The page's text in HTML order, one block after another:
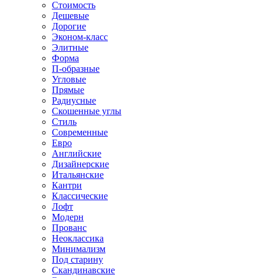
Стоимость
Дешевые
Дорогие
Эконом-класс
Элитные
Форма
П-образные
Угловые
Прямые
Радиусные
Скошенные углы
Стиль
Современные
Евро
Английские
Дизайнерские
Итальянские
Кантри
Классические
Лофт
Модерн
Прованс
Неоклассика
Минимализм
Под старину
Скандинавские